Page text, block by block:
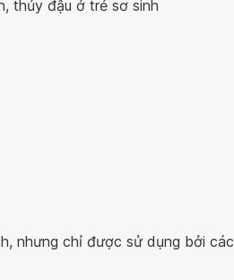
thủy đậu ở trẻ sơ sinh
nhưng chỉ được sử dụng bởi các